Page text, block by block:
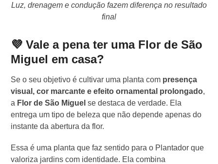
Luz, drenagem e condução fazem diferença no resultado
final
💜 Vale a pena ter uma Flor de São
Miguel em casa?
Se o seu objetivo é cultivar uma planta com presença
visual, cor marcante e efeito ornamental prolongado,
a Flor de São Miguel se destaca de verdade. Ela
entrega um tipo de beleza que não depende apenas do
instante da abertura da flor.
Essa é uma planta que faz sentido para o Plantador que
valoriza jardins com identidade. Ela combina